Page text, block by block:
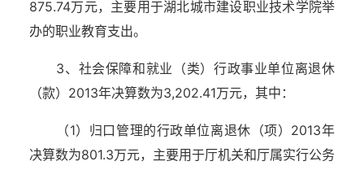
875.74万元，主要用于湖北城市建设职业技术学院举
办的职业教育支出。
3、社会保障和就业（类）行政事业单位离退休
（款）2013年决算数为3,202.41万元，其中：
（1）归口管理的行政单位离退休（项）2013年
决算数为801.3万元，主要用于厅机关和厅属实行公务